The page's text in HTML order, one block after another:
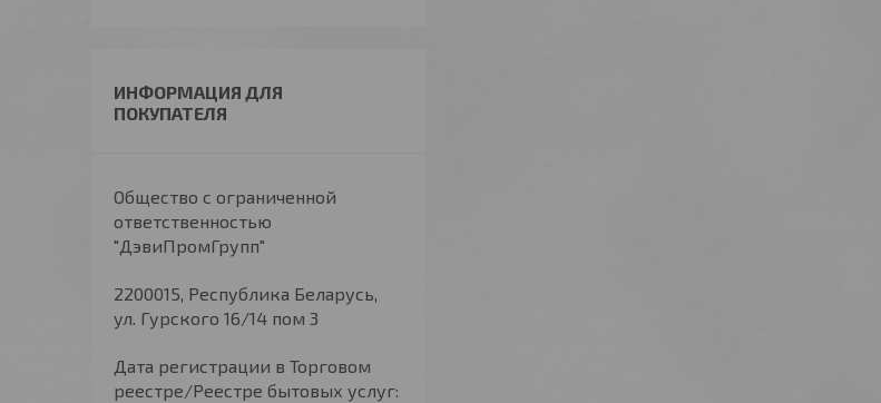
ИНФОРМАЦИЯ ДЛЯ
ПОКУПАТЕЛЯ
Общество с ограниченной
ответственностью
"ДэвиПромГрупп"
2200015, Республика Беларусь,
ул. Гурского 16/14 пом 3
Дата регистрации в Торговом
реестре/Реестре бытовых услуг: